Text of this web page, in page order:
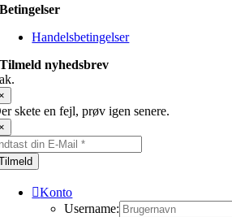
Betingelser
Handelsbetingelser
Tilmeld nyhedsbrev
skete en fejl, prøv igen senere.
Konto
Username: